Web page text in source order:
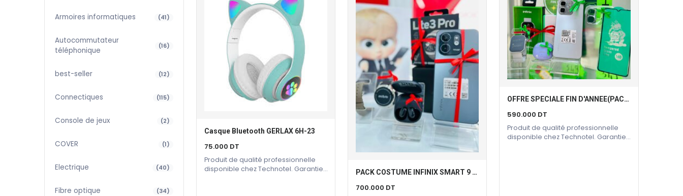
Armoires informatiques (41)
Autocommutateur
téléphonique
(16)
best-seller (12)
Connectiques (115)
Console de jeux (2)
COVER (1)
Electrique (40)
Fibre optique (34)
Ajouter Au Panier
Casque Bluetooth GERLAX 6H-23
75.000 DT
Produit de qualité professionnelle
disponible chez Technotel. Garantie
Ajouter Au Panier PACK COSTUME INFINIX SMART 9 BUDS SMARTWATCH
700.000 DT
Ajouter Au Panier OFFRE SPECIALE FIN D'ANNEE(PACK INFINIX)
590.000 DT
Produit de qualité professionnelle
disponible chez Technotel. Garantie